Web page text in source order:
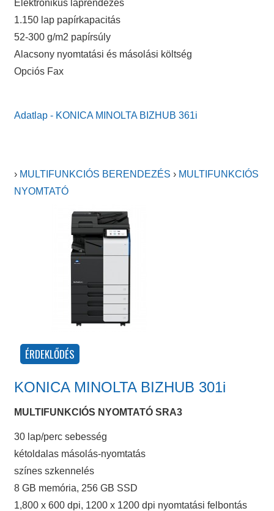
Elektronikus laprendezés
1.150 lap papírkapacitás
52-300 g/m2 papírsúly
Alacsony nyomtatási és másolási költség
Opciós Fax
Adatlap - KONICA MINOLTA BIZHUB 361i
› MULTIFUNKCIÓS BERENDEZÉS › MULTIFUNKCIÓS
NYOMTATÓ
KONICA MINOLTA BIZHUB 301i
MULTIFUNKCIÓS NYOMTATÓ SRA3
30 lap/perc sebesség
kétoldalas másolás-nyomtatás
színes szkennelés
8 GB memória, 256 GB SSD
1,800 x 600 dpi, 1200 x 1200 dpi nyomtatási felbontás